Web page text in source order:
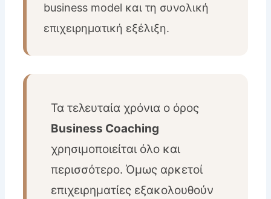
business model και τη συνολική
επιχειρηματική εξέλιξη.
Τα τελευταία χρόνια ο όρος
Business Coaching
χρησιμοποιείται όλο και
περισσότερο. Όμως αρκετοί
επιχειρηματίες εξακολουθούν